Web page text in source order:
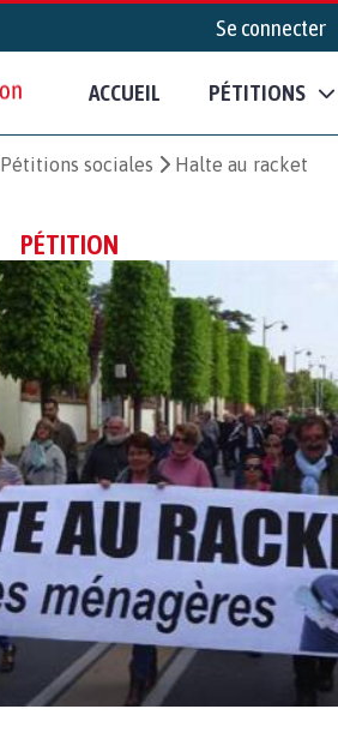
Se connecter
ACCUEIL PÉTITIONS
Pétitions sociales
Halte au racket
PÉTITION